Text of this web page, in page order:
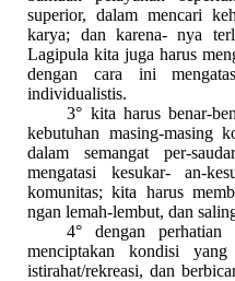
superior, dalam mencari
karya; dan karena- nya
Lagipula kita juga harus
dengan cara ini
individualistis.
3° kita harus benar-
kebutuhan masing-masing
dalam semangat per-
mengatasi kesukar- an-
komunitas; kita harus
ngan lemah-lembut, dan
4° dengan perhatian
menciptakan kondisi
istirahat/rekreasi, dan